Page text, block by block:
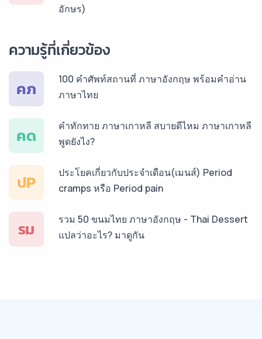
บริการรับแปลภาษาเยอรมัน ราคาเริ่มต้น 150฿
บริการรับแปลภาษารัสเซีย ราคาเริ่มต้น 150฿
อักษร)
ความรู้ที่เกี่ยวข้อง
คภ
100 คำศัพท์สถานที่ ภาษาอังกฤษ พร้อมคำอ่าน
ภาษาไทย
คด
คำทักทาย ภาษาเกาหลี สบายดีไหม ภาษาเกาหลี
พูดยังไง?
ปP
ประโยคเกี่ยวกับประจำเดือน(เมนส์) Period
cramps หรือ Period pain
รม
รวม 50 ขนมไทย ภาษาอังกฤษ - Thai Dessert
แปลว่าอะไร? มาดูกัน